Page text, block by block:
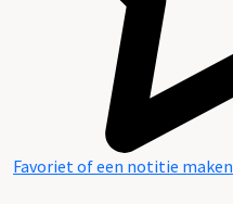
Favoriet of een notitie maken